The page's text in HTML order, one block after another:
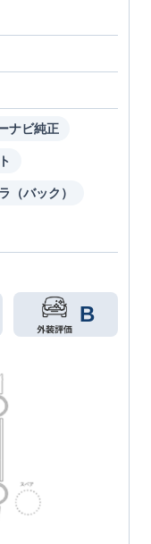
ナビ純正
（バック）
B